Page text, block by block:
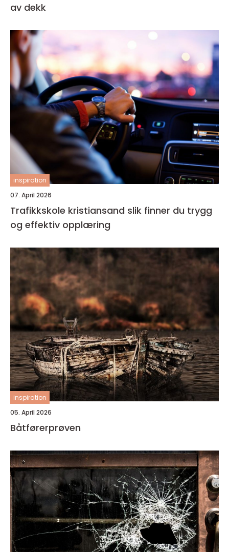
av dekk
inspiration
07. April 2026
Trafikkskole kristiansand slik finner du trygg
og effektiv opplæring
inspiration
05. April 2026
Båtførerprøven